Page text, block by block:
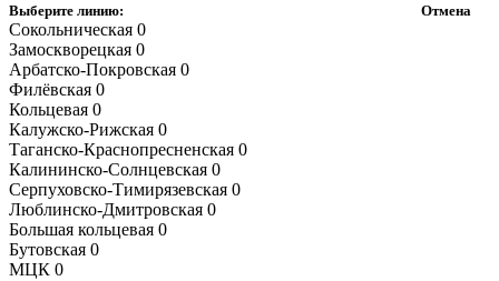
Выберите линию: Отмена
Сокольническая 0
Замоскворецкая 0
Арбатско-Покровская 0
Филёвская 0
Кольцевая 0
Калужско-Рижская 0
Таганско-Краснопресненская 0
Калининско-Солнцевская 0
Серпуховско-Тимирязевская 0
Люблинско-Дмитровская 0
Большая кольцевая 0
Бутовская 0
МЦК 0